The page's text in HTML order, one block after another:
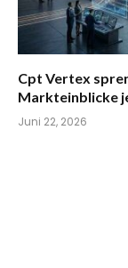
Cpt Vertex
Markteinblicke
Juni 22, 2026